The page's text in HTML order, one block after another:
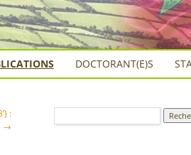
DOCTORANT(E)S
:
→